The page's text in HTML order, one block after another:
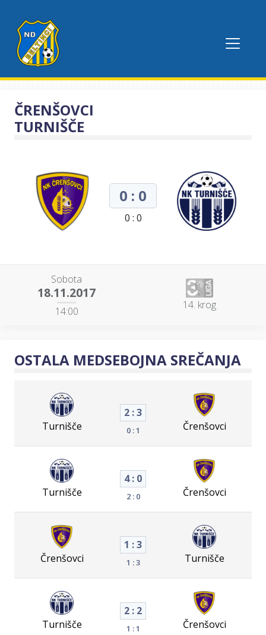
ČRENŠOVCI
TURNIŠČE
0 : 0
0 : 0
Sobota
18.11.2017
14:00 14. krog
OSTALA MEDSEBOJNA SREČANJA
Turnišče
2 : 3
0 : 1 Črenšovci
Turnišče
4 : 0
2 : 0 Črenšovci
Črenšovci
1 : 3
1 : 3 Turnišče
Turnišče
2 : 2
1 : 1 Črenšovci